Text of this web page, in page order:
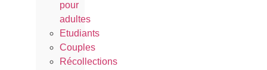
pour
adultes
Etudiants
Couples
Récollections